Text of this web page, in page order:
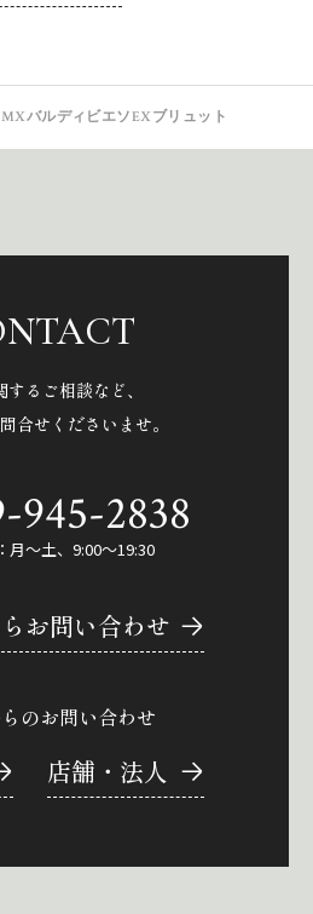
MXバルディビエソEXブリュット
するご相談など、
合せくださいませ。
945-2838
月～土、9:00～19:30
お問い合わせ
のお問い合わせ
店舗・法人